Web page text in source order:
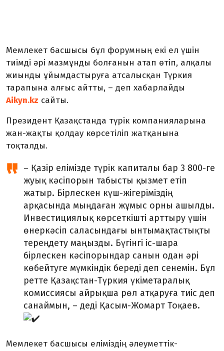
Мемлекет басшысы бұл форумның екі ел үшін
тиімді әрі мазмұнды болғанын атап өтіп, алқалы
жиынды ұйымдастыруға атсалысқан Түркия
тарапына алғыс айтты, – деп хабарлайды
Aikyn.kz сайты.
Президент Қазақстанда түрік компанияларына
жан-жақты қолдау көрсетіліп жатқанына
тоқталды.
– Қазір елімізде түрік капиталы бар 3 800-ге
жуық кәсіпорын табысты қызмет етіп
жатыр. Бірлескен күш-жігеріміздің
арқасында мыңдаған жұмыс орны ашылды.
Инвестициялық көрсеткішті арттыру үшін
өнеркәсіп саласындағы ынтымақтастықты
тереңдету маңызды. Бүгінгі іс-шара
бірлескен кәсіпорындар санын одан әрі
көбейтуге мүмкіндік береді деп сенемін. Бұл
ретте Қазақстан-Түркия үкіметаралық
комиссиясы айрықша рөл атқаруға тиіс деп
санаймын, – деді Қасым-Жомарт Тоқаев.
Мемлекет басшысы еліміздің әлеуметтік-